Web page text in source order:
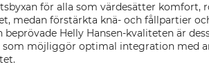
för alla som värdesätter
medan förstärkta knä- och fållpartier
Helly Hansen-kvaliteten är
möjliggör optimal integration med